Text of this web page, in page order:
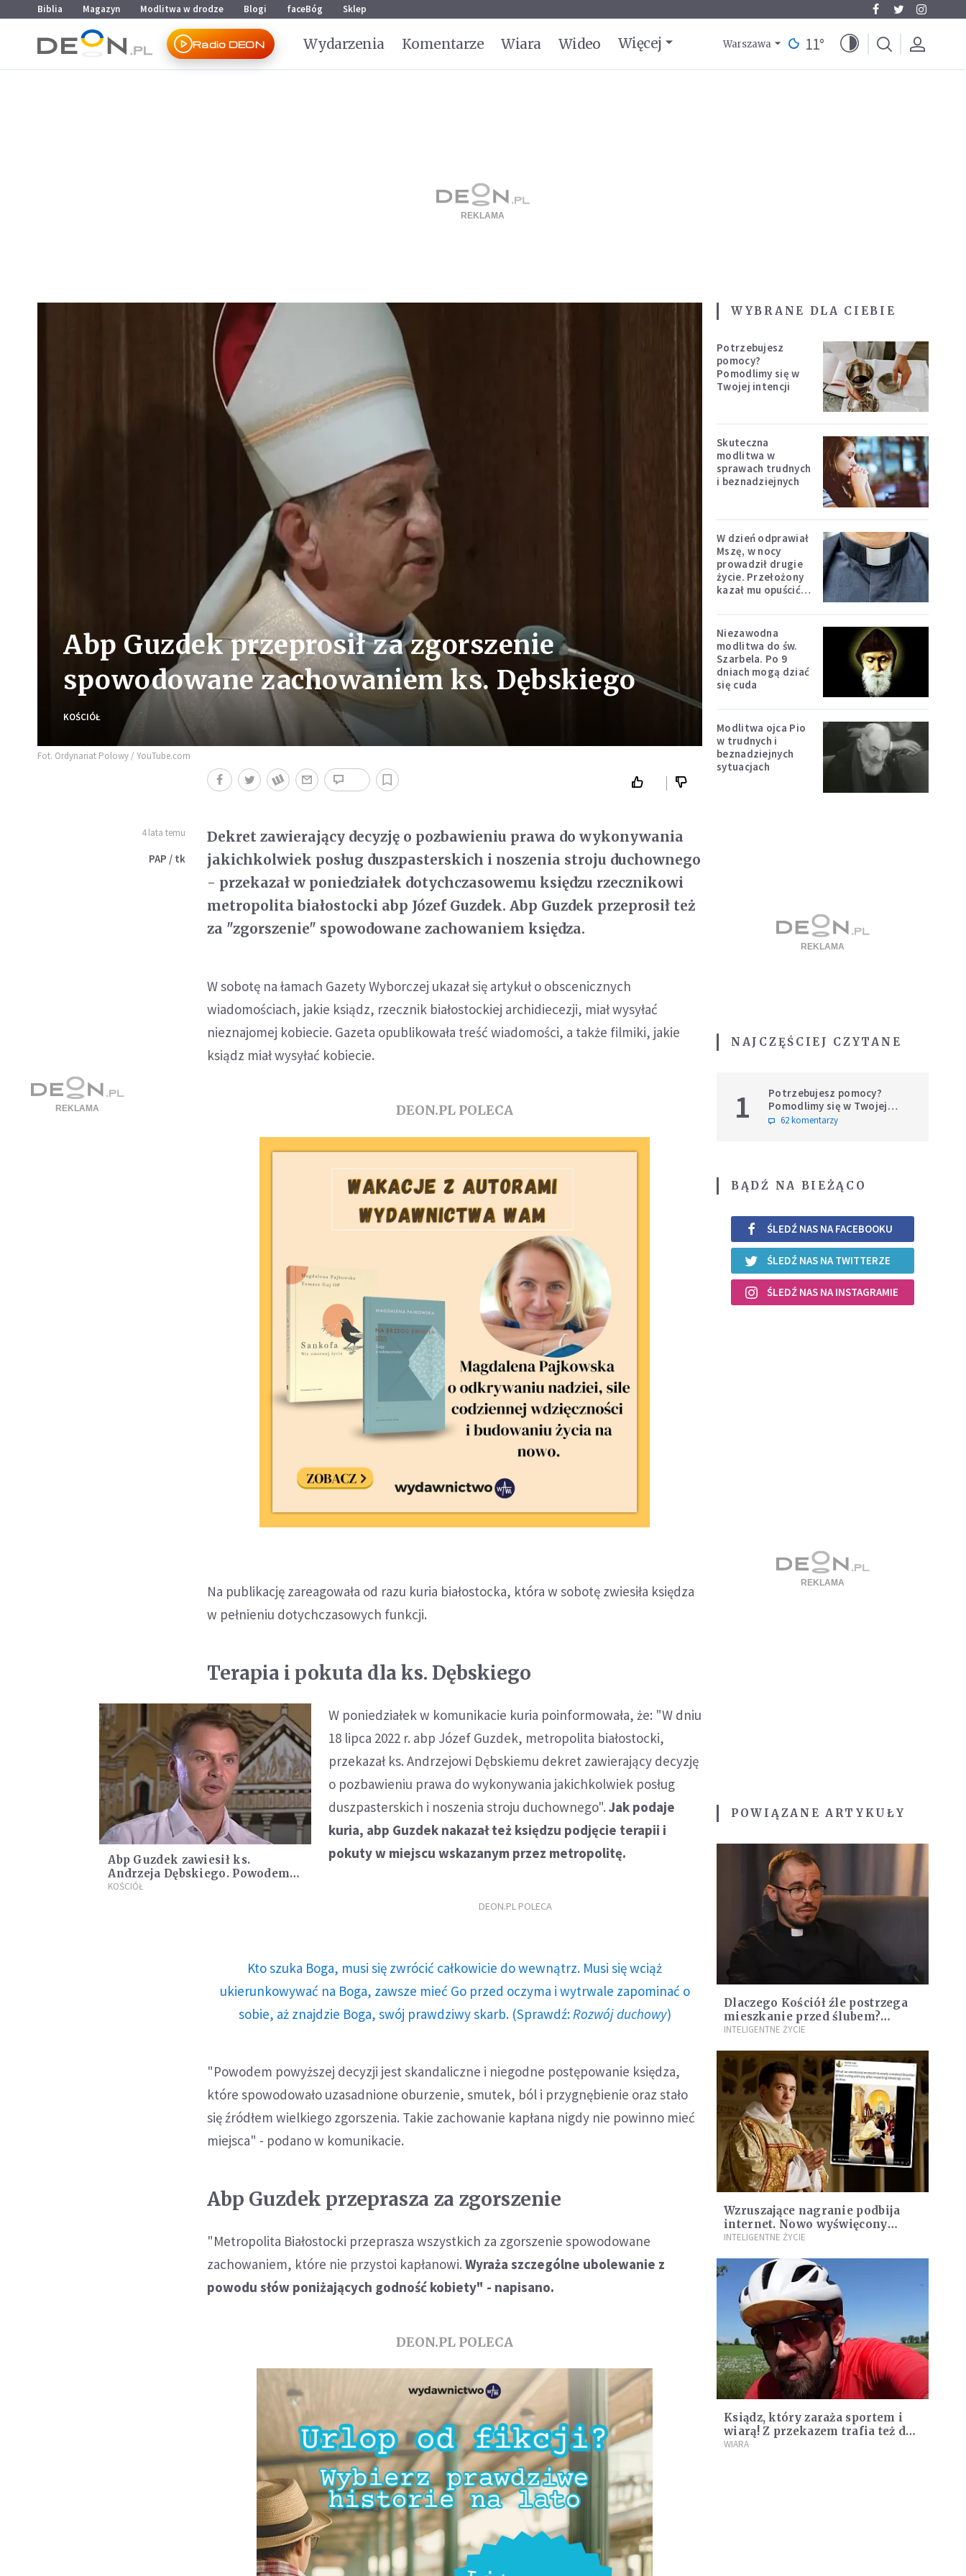
Przejdź do menu głównego
Przejdź do treści
Biblia Magazyn Modlitwa w drodze Blogi faceBóg Sklep
Radio DEON Wydarzenia Komentarze Wiara Wideo Więcej Warszawa 11°
Abp Guzdek przeprosił za zgorszenie
spowodowane zachowaniem ks. Dębskiego
KOŚCIÓŁ
Fot. Ordynariat Polowy / YouTube.com
4 lata temu
PAP / tk
Dekret zawierający decyzję o pozbawieniu prawa do wykonywania
jakichkolwiek posług duszpasterskich i noszenia stroju duchownego
- przekazał w poniedziałek dotychczasowemu księdzu rzecznikowi
metropolita białostocki abp Józef Guzdek. Abp Guzdek przeprosił też
za "zgorszenie" spowodowane zachowaniem księdza.
W sobotę na łamach Gazety Wyborczej ukazał się artykuł o obscenicznych
wiadomościach, jakie ksiądz, rzecznik białostockiej archidiecezji, miał wysyłać
nieznajomej kobiecie. Gazeta opublikowała treść wiadomości, a także filmiki, jakie
ksiądz miał wysyłać kobiecie.
DEON.PL POLECA
Na publikację zareagowała od razu kuria białostocka, która w sobotę zwiesiła księdza
w pełnieniu dotychczasowych funkcji.
Terapia i pokuta dla ks. Dębskiego
Abp Guzdek zawiesił ks.
Andrzeja Dębskiego. Powodem
wiadomości jakie miał wysłać
KOŚCIÓŁ
W poniedziałek w komunikacie kuria poinformowała, że: "W dniu
18 lipca 2022 r. abp Józef Guzdek, metropolita białostocki,
przekazał ks. Andrzejowi Dębskiemu dekret zawierający decyzję
o pozbawieniu prawa do wykonywania jakichkolwiek posług
duszpasterskich i noszenia stroju duchownego".Jak podaje
kuria, abp Guzdek nakazał też księdzu podjęcie terapii i
pokuty w miejscu wskazanym przez metropolitę.
DEON.PL POLECA
Kto szuka Boga, musi się zwrócić całkowicie do wewnątrz. Musi się wciąż
ukierunkowywać na Boga, zawsze mieć Go przed oczyma i wytrwale zapominać o
sobie, aż znajdzie Boga, swój prawdziwy skarb. (Sprawdź: Rozwój duchowy)
"Powodem powyższej decyzji jest skandaliczne i niegodne postępowanie księdza,
które spowodowało uzasadnione oburzenie, smutek, ból i przygnębienie oraz stało
się źródłem wielkiego zgorszenia. Takie zachowanie kapłana nigdy nie powinno mieć
miejsca" - podano w komunikacie.
Abp Guzdek przeprasza za zgorszenie
"Metropolita Białostocki przeprasza wszystkich za zgorszenie spowodowane
zachowaniem, które nie przystoi kapłanowi.Wyraża szczególne ubolewanie z
powodu słów poniżających godność kobiety" - napisano.
DEON.PL POLECA
WYBRANE DLA CIEBIE
Potrzebujesz
pomocy?
Pomodlimy się w
Twojej intencji
Skuteczna
modlitwa w
sprawach trudnych
i beznadziejnych
W dzień odprawiał
Mszę, w nocy
prowadził drugie
życie. Przełożony
kazał mu opuścić
Niezawodna
modlitwa do św.
Szarbela. Po 9
dniach mogą dziać
się cuda
Modlitwa ojca Pio
w trudnych i
beznadziejnych
sytuacjach
NAJCZĘŚCIEJ CZYTANE
1
Potrzebujesz pomocy?
Pomodlimy się w Twojej
intencji
62 komentarzy
BĄDŹ NA BIEŻĄCO
ŚLEDŹ NAS NA FACEBOOKU
ŚLEDŹ NAS NA TWITTERZE
ŚLEDŹ NAS NA INSTAGRAMIE
POWIĄZANE ARTYKUŁY
Dlaczego Kościół źle postrzega
mieszkanie przed ślubem?
Ksiądz wyjaśnia
INTELIGENTNE ŻYCIE
Wzruszające nagranie podbija
internet. Nowo wyświęcony
ksiądz w objęciach swojej matki
INTELIGENTNE ŻYCIE
Ksiądz, który zaraża sportem i
wiarą! Z przekazem trafia też do
niewierzących
WIARA